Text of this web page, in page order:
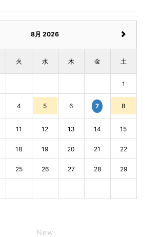
8月 2026
火 水 木 金 土
1
4 5 6 7 8
11 12 13 14 15
18 19 20 21 22
25 26 27 28 29
New